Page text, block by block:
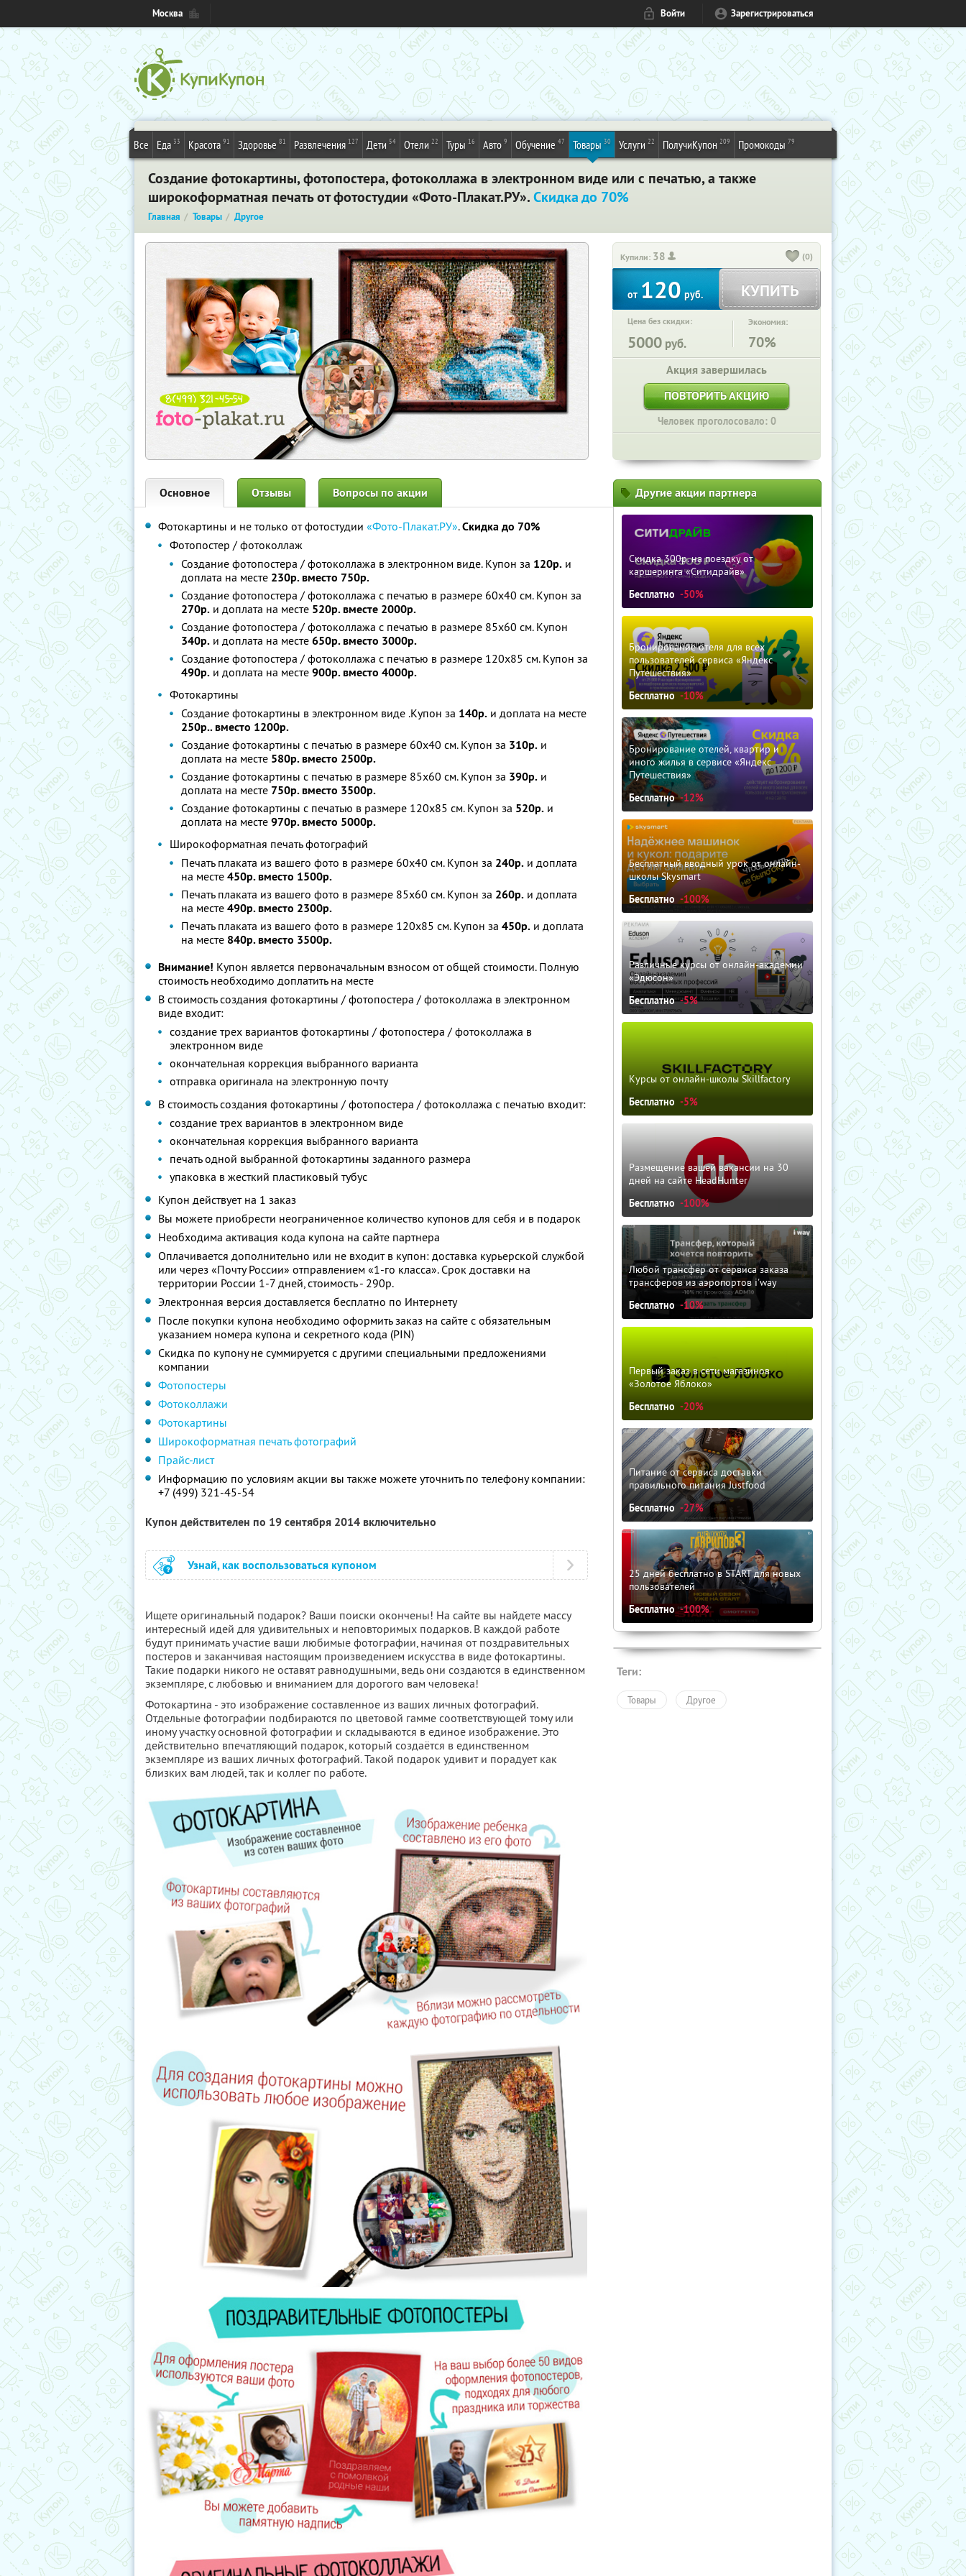
Москва Войти Зарегистрироваться
Все Еда 33 Красота 91 Здоровье 81 Развлечения 127 Дети 54 Отели 22 Туры 16 Авто 9 Обучение 47 Товары 30 Услуги 22 ПолучиКупон 209 Промокоды 79
Создание фотокартины, фотопостера, фотоколлажа в электронном виде или с печатью, а также
широкоформатная печать от фотостудии «Фото-Плакат.РУ».Скидка до 70%
Главная Товары Другое
Купили: 38 (0)
от120руб. КУПИТЬ
Цена без скидки:
5000 руб.
Экономия:
70%
Акция завершилась
ПОВТОРИТЬ АКЦИЮ
Человек проголосовало: 0
Основное Отзывы Вопросы по акции
Фотокартины и не только от фотостудии «Фото-Плакат.РУ».Скидка до 70%
Фотопостер / фотоколлаж
Создание фотопостера / фотоколлажа в электронном виде. Купон за 120р. и
доплата на месте 230р. вместо 750р.
Создание фотопостера / фотоколлажа с печатью в размере 60x40 см. Купон за
270р. и доплата на месте 520р. вместе 2000р.
Создание фотопостера / фотоколлажа с печатью в размере 85x60 см. Купон
340р. и доплата на месте 650р. вместо 3000р.
Создание фотопостера / фотоколлажа с печатью в размере 120x85 см. Купон за
490р. и доплата на месте 900р. вместо 4000р.
Фотокартины
Создание фотокартины в электронном виде .Купон за 140р. и доплата на месте
250р.. вместо 1200р.
Создание фотокартины с печатью в размере 60x40 см. Купон за 310р. и
доплата на месте 580р. вместо 2500р.
Создание фотокартины с печатью в размере 85x60 см. Купон за 390р. и
доплата на месте 750р. вместо 3500р.
Создание фотокартины с печатью в размере 120x85 см. Купон за 520р. и
доплата на месте 970р. вместо 5000р.
Широкоформатная печать фотографий
Печать плаката из вашего фото в размере 60x40 см. Купон за 240р. и доплата
на месте 450р. вместо 1500р.
Печать плаката из вашего фото в размере 85x60 см. Купон за 260р. и доплата
на месте 490р. вместо 2300р.
Печать плаката из вашего фото в размере 120x85 см. Купон за 450р. и доплата
на месте 840р. вместо 3500р.
Внимание! Купон является первоначальным взносом от общей стоимости. Полную
стоимость необходимо доплатить на месте
В стоимость создания фотокартины / фотопостера / фотоколлажа в электронном
виде входит:
создание трех вариантов фотокартины / фотопостера / фотоколлажа в
электронном виде
окончательная коррекция выбранного варианта
отправка оригинала на электронную почту
В стоимость создания фотокартины / фотопостера / фотоколлажа с печатью входит:
создание трех вариантов в электронном виде
окончательная коррекция выбранного варианта
печать одной выбранной фотокартины заданного размера
упаковка в жесткий пластиковый тубус
Купон действует на 1 заказ
Вы можете приобрести неограниченное количество купонов для себя и в подарок
Необходима активация кода купона на сайте партнера
Оплачивается дополнительно или не входит в купон: доставка курьерской службой
или через «Почту России» отправлением «1-го класса». Срок доставки на
территории России 1-7 дней, стоимость - 290р.
Электронная версия доставляется бесплатно по Интернету
После покупки купона необходимо оформить заказ на сайте с обязательным
указанием номера купона и секретного кода (PIN)
Скидка по купону не суммируется с другими специальными предложениями
компании
Фотопостеры
Фотоколлажи
Фотокартины
Широкоформатная печать фотографий
Прайс-лист
Информацию по условиям акции вы также можете уточнить по телефону компании:
+7 (499) 321-45-54
Купон действителен по 19 сентября 2014 включительно
Узнай, как воспользоваться купоном
Ищете оригинальный подарок? Ваши поиски окончены! На сайте вы найдете массу
интересный идей для удивительных и неповторимых подарков. В каждой работе
будут принимать участие ваши любимые фотографии, начиная от поздравительных
постеров и заканчивая настоящим произведением искусства в виде фотокартины.
Такие подарки никого не оставят равнодушными, ведь они создаются в единственном
экземпляре, с любовью и вниманием для дорогого вам человека!
Фотокартина - это изображение составленное из ваших личных фотографий.
Отдельные фотографии подбираются по цветовой гамме соответствующей тому или
иному участку основной фотографии и складываются в единое изображение. Это
действительно впечатляющий подарок, который создаётся в единственном
экземпляре из ваших личных фотографий. Такой подарок удивит и порадует как
близких вам людей, так и коллег по работе.
Другие акции партнера
Скидка 300р. на поездку от
каршеринга «Ситидрайв»
Бесплатно -50%
Бронирование отеля для всех
пользователей сервиса «Яндекс
Путешествия»
Бесплатно -10%
Бронирование отелей, квартир и
иного жилья в сервисе «Яндекс
Путешествия»
Бесплатно -12%
Бесплатный вводный урок от онлайн-
школы Skysmart
Бесплатно -100%
Различные курсы от онлайн-академии
«Эдюсон»
Бесплатно -5%
Курсы от онлайн-школы Skillfactory
Бесплатно -5%
Размещение вашей вакансии на 30
дней на сайте HeadHunter
Бесплатно -100%
Любой трансфер от сервиса заказа
трансферов из аэропортов i'way
Бесплатно -10%
Первый заказ в сети магазинов
«Золотое Яблоко»
Бесплатно -20%
Питание от сервиса доставки
правильного питания Justfood
Бесплатно -27%
25 дней бесплатно в START для новых
пользователей
Бесплатно -100%
Теги:
Товары Другое